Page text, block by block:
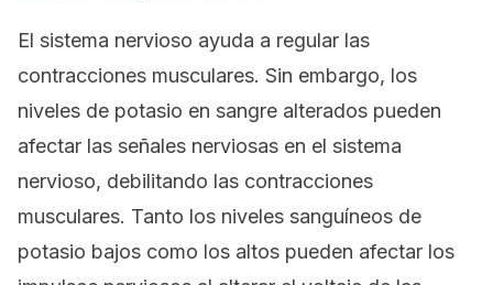
El sistema nervioso ayuda a regular las
contracciones musculares. Sin embargo, los
niveles de potasio en sangre alterados pueden
afectar las señales nerviosas en el sistema
nervioso, debilitando las contracciones
musculares. Tanto los niveles sanguíneos de
potasio bajos como los altos pueden afectar los